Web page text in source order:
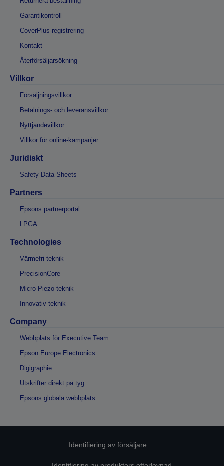
Garantikontroll
CoverPlus-registrering
Kontakt
Återförsäljarsökning
Villkor
Försäljningsvillkor
Betalnings- och leveransvillkor
Nyttjandevillkor
Villkor för online-kampanjer
Juridiskt
Safety Data Sheets
Partners
Epsons partnerportal
LPGA
Technologies
Värmefri teknik
PrecisionCore
Micro Piezo-teknik
Innovativ teknik
Company
Webbplats för Executive Team
Epson Europe Electronics
Digigraphie
Utskrifter direkt på tyg
Epsons globala webbplats
Identifiering av försäljare